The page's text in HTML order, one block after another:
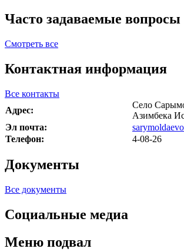
Часто задаваемые вопросы
Смотреть все
Контактная информация
Все контакты
Адрес:
Село
Азимбека
Эл почта:
Телефон:
4-08-26
Документы
Все документы
Социальные медиа
Меню подвал